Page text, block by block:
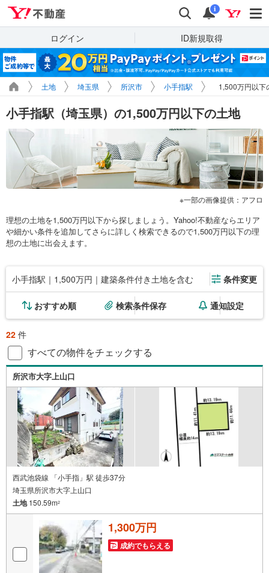
検索 通知
i
ログイン ID新規取得
土地 埼玉県 所沢市 小手指駅 1,500万円以下
小手指駅（埼玉県）の1,500万円以下の土地
一部の画像提供：アフロ
理想の土地を1,500万円以下から探しましょう。Yahoo!不動産ならエリア
や細かい条件を追加してさらに詳しく検索できるので1,500万円以下の理
想の土地に出会えます。
小手指駅｜1,500万円｜建築条件付き土地を含む 条件変更
おすすめ順 検索条件保存 通知設定
22 件
すべての物件をチェックする
所沢市大字上山口
西武池袋線 「小手指」駅 徒歩37分
埼玉県所沢市大字上山口
土地150.59m2
1,300万円
成約でもらえる